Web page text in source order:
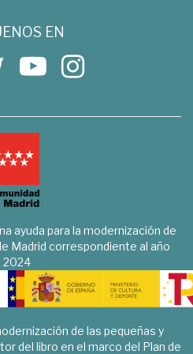
EN
ayuda para la modernización de
Madrid correspondiente al año
2024
de las pequeñas y
del libro en el marco del Plan de